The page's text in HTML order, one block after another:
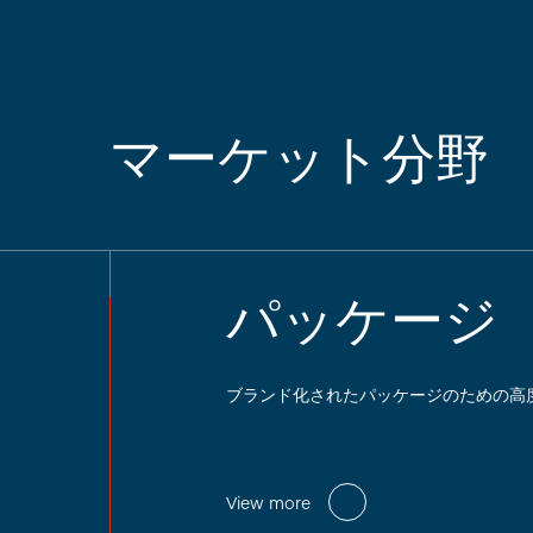
マーケット分野
パッケージ
ブランド化されたパッケージのための
View more
View more
View more